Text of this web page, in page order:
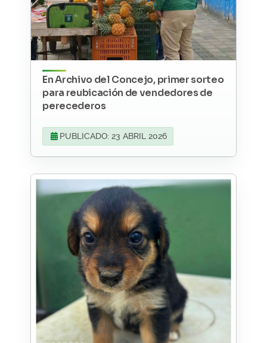
En Archivo del Concejo, primer sorteo
para reubicación de vendedores de
perecederos
PUBLICADO: 23 ABRIL 2026